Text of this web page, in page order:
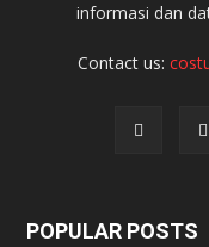
informasi dan
Contact us:
POPULAR POSTS